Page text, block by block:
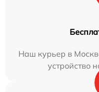
Наш курьер в
устройство